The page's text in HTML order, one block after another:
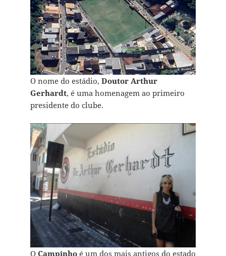
O nome do estádio, Doutor Arthur
Gerhardt, é uma homenagem ao primeiro
presidente do clube.
O Campinhoé um dos mais antigos do estado